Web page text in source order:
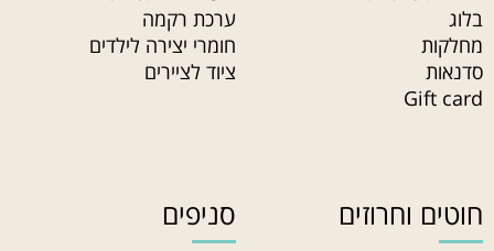
בלוג
מחלקות
סדנאות
Gift card
ערכת רקמה
חומרי יצירה לילדים
ציוד לציירים
חוטים וחרוזים סניפים